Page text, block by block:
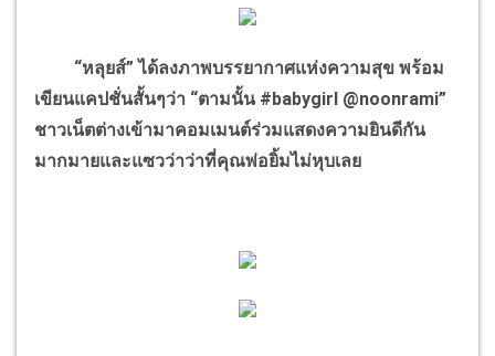
“หลุยส์” ได้ลงภาพบรรยากาศแห่งความสุข พร้อม
เขียนแคปชั่นสั้นๆว่า “ตามนั้น #babygirl @noonrami”
ชาวเน็ตต่างเข้ามาคอมเมนต์ร่วมแสดงความยินดีกัน
มากมายและแซวว่าว่าที่คุณพ่อยิ้มไม่หุบเลย